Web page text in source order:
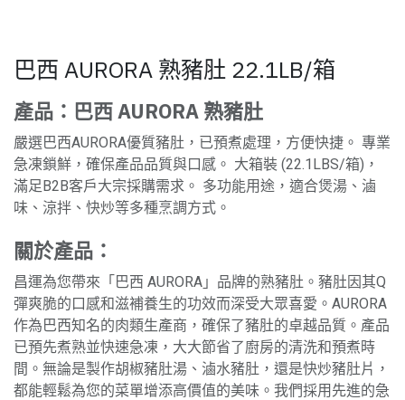
巴西 AURORA 熟豬肚 22.1LB/箱
產品：巴西 AURORA 熟豬肚
嚴選巴西AURORA優質豬肚，已預煮處理，方便快捷。 專業
急凍鎖鮮，確保產品品質與口感。 大箱裝 (22.1LBS/箱)，
滿足B2B客戶大宗採購需求。 多功能用途，適合煲湯、滷
味、涼拌、快炒等多種烹調方式。
關於產品：
昌運為您帶來「巴西 AURORA」品牌的熟豬肚。豬肚因其Q
彈爽脆的口感和滋補養生的功效而深受大眾喜愛。AURORA
作為巴西知名的肉類生產商，確保了豬肚的卓越品質。產品
已預先煮熟並快速急凍，大大節省了廚房的清洗和預煮時
間。無論是製作胡椒豬肚湯、滷水豬肚，還是快炒豬肚片，
都能輕鬆為您的菜單增添高價值的美味。我們採用先進的急